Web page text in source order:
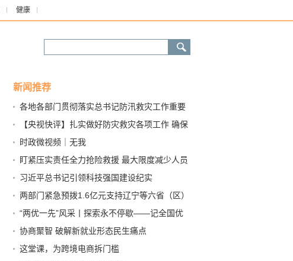
健康
新闻推荐
各地各部门贯彻落实总书记防汛救灾工作重要
指示精神
【央视快评】扎实做好防灾救灾各项工作 确保
人民群众生命财产安全
时政微视频｜无我
盯紧压实责任全力抢险救援 最大限度减少人员
伤亡——习近平总书记重要指示为各地各部门防
汛救灾吹响集结号发出动员令
习近平总书记引领科技强国建设纪实
两部门紧急预拨1.6亿元支持辽宁等六省（区）
抢险救灾
“两优一先”风采丨探索永不停歇——记全国优
秀共产党员、航空工业沈飞高级工程师姚志成
协商聚智 破解新就业形态民生痛点
这堂课，为跨境电商拆门槛